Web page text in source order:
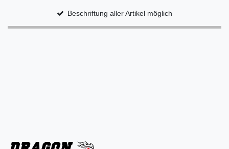
Beschriftung aller Artikel möglich